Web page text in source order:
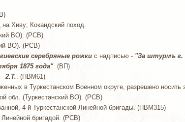
на Хиву; Кокандский поход.
ВО). (РСВ)
ВО). (РСВ)
серебряные рожки с надписью - "За штурмъ г.
1875 года". (ВП)
-2.Т.. (ПВМ61)
в Туркестанском Военном округе, разрешено
обл. (Туркестанский ВО). (РСВ)
4-й Туркестанской Линейной бригады. (ПВМ315)
Линейной бригадой. (РСВ)